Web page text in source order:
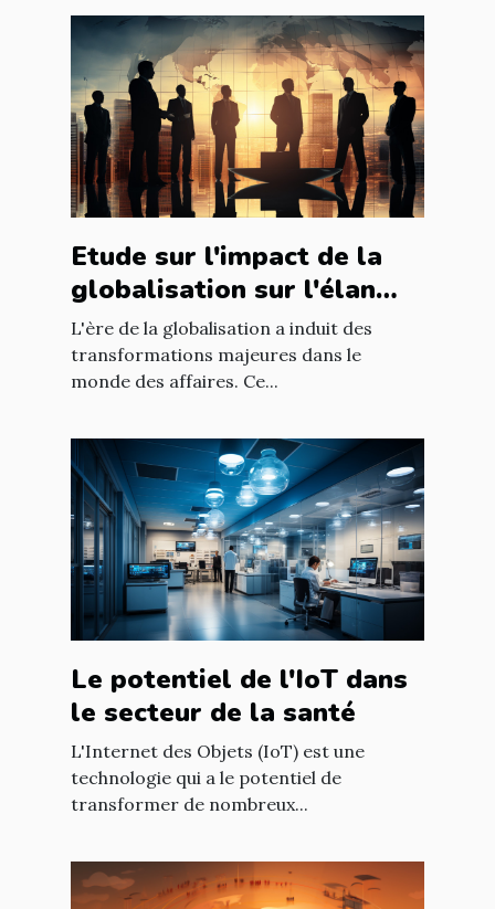
Etude sur l'impact de la
globalisation sur l'élan
des affaires
L'ère de la globalisation a induit des
transformations majeures dans le
monde des affaires. Ce...
Le potentiel de l'IoT dans
le secteur de la santé
L'Internet des Objets (IoT) est une
technologie qui a le potentiel de
transformer de nombreux...